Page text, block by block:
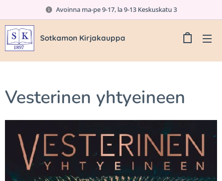
Avoinna ma-pe 9-17, la 9-13 Keskuskatu 3
Sotkamon Kirjakauppa
Vesterinen yhtyeineen